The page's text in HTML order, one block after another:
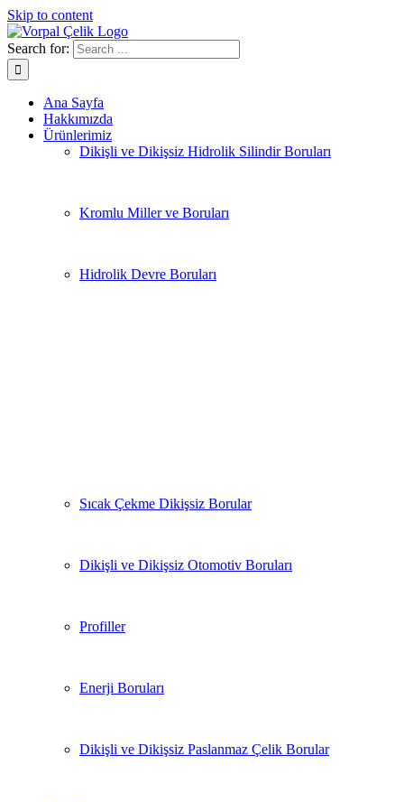
Skip to content
Search for:
Ana Sayfa
Hakkımızda
Ürünlerimiz
Dikişli ve Dikişsiz Hidrolik Silindir Boruları
Kromlu Miller ve Boruları
Hidrolik Devre Boruları
Sıcak Çekme Dikişsiz Borular
Dikişli ve Dikişsiz Otomotiv Boruları
Profiller
Enerji Boruları
Dikişli ve Dikişsiz Paslanmaz Çelik Borular